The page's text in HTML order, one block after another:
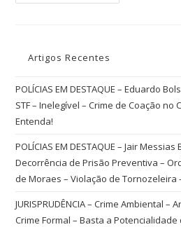
Artigos Recentes
POLÍCIAS EM DESTAQUE – Eduardo
STF – Inelegível – Crime de Coação no
Entenda!
POLÍCIAS EM DESTAQUE – Jair
Decorrência de Prisão Preventiva –
de Moraes – Violação de Tornozeleira
JURISPRUDÊNCIA – Crime Ambiental –
Crime Formal – Basta a